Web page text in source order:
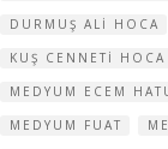
DURMUŞ ALI HOCA
KUŞ CENNETI HOCA
MEDYUM ECEM
MEDYUM FUAT